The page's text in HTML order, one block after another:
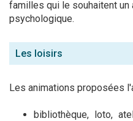
familles qui le souhaitent un
psychologique.
Les loisirs
Les animations proposées
bibliothèque, loto,